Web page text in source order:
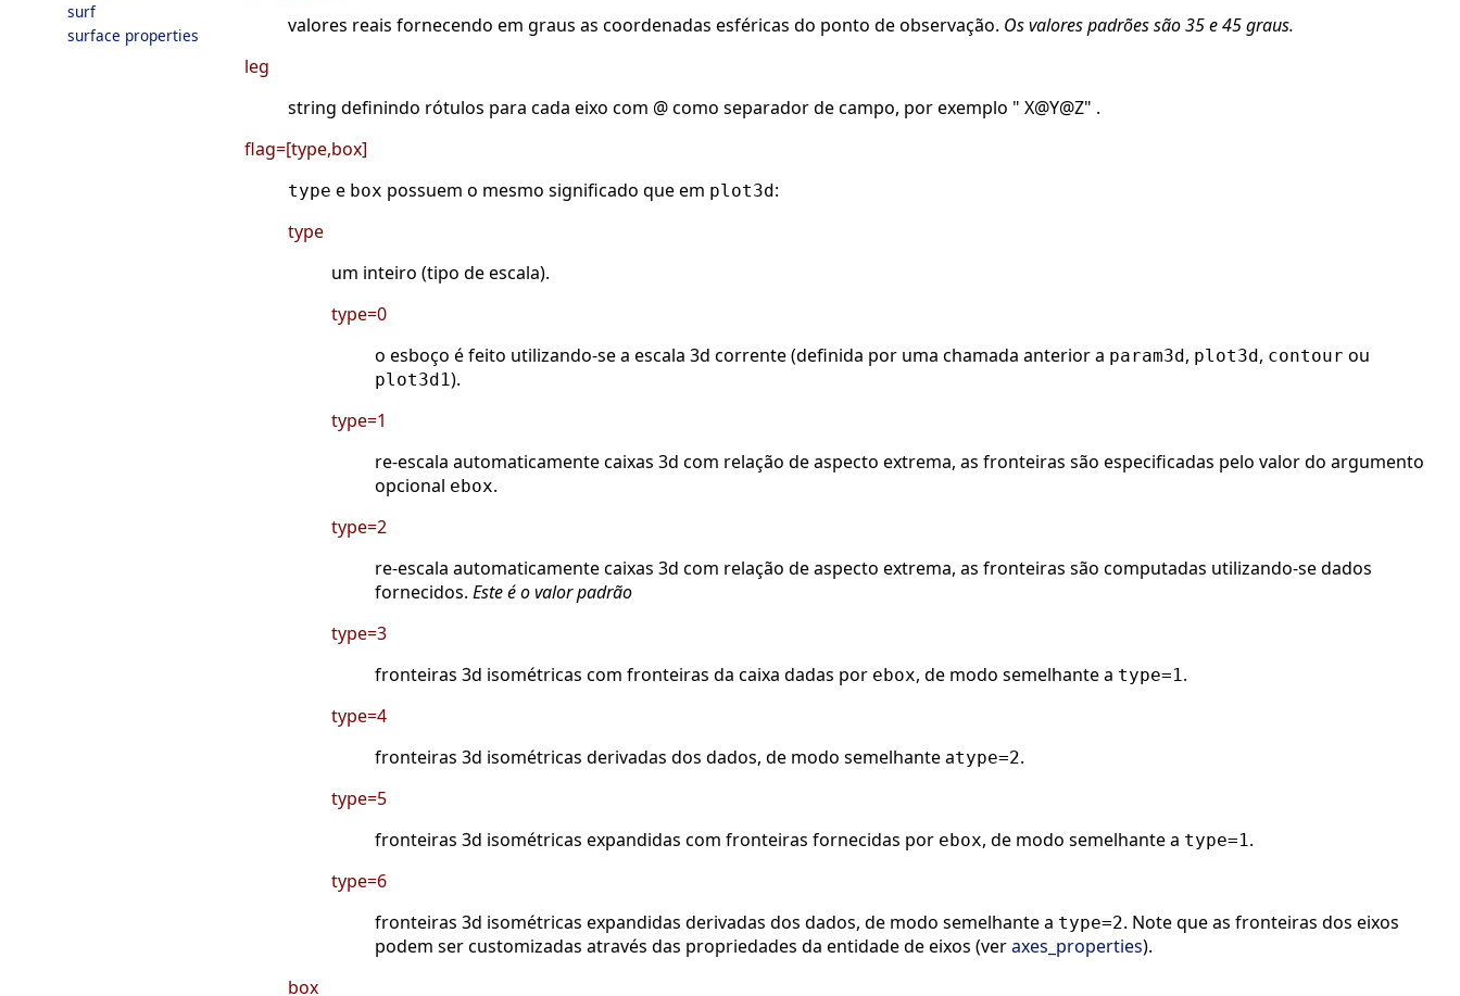
surf
surface properties
valores reais fornecendo em graus as coordenadas esféricas do ponto de observação. Os valores padrões são 35 e 45 graus.
leg
string definindo rótulos para cada eixo com @ como separador de campo, por exemplo " X@Y@Z" .
flag=[type,box]
type e box possuem o mesmo significado que em plot3d :
type
um inteiro (tipo de escala).
type=0
o esboço é feito utilizando-se a escala 3d corrente (definida por uma chamada anterior a param3d , plot3d , contour ou
plot3d1).
type=1
re-escala automaticamente caixas 3d com relação de aspecto extrema, as fronteiras são especificadas pelo valor do argumento
opcional ebox.
type=2
re-escala automaticamente caixas 3d com relação de aspecto extrema, as fronteiras são computadas utilizando-se dados
fornecidos. Este é o valor padrão
type=3
fronteiras 3d isométricas com fronteiras da caixa dadas por ebox, de modo semelhante a type=1.
type=4
fronteiras 3d isométricas derivadas dos dados, de modo semelhante atype=2.
type=5
fronteiras 3d isométricas expandidas com fronteiras fornecidas por ebox, de modo semelhante a type=1.
type=6
fronteiras 3d isométricas expandidas derivadas dos dados, de modo semelhante a type=2. Note que as fronteiras dos eixos
podem ser customizadas através das propriedades da entidade de eixos (veraxes_properties).
box